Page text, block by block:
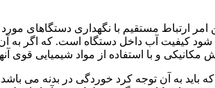
مستقیم با نگهداری دستگاهای مورد
شود کیفیت آب داخل دستگاه است. که اگر
و با استفاده از مواد شیمیایی قوی آنها
باید به آن توجه کرد خوردگی در بدنه می